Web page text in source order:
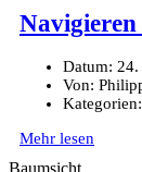
Datum: 24.
Von:
Kategorien:
Mehr lesen